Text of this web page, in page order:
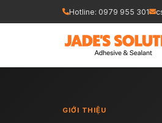
tới
Hotline: 0979 955 301
GIỚI THIỆU